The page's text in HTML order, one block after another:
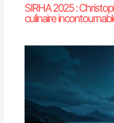
SIRHA 2025 :
culinaire